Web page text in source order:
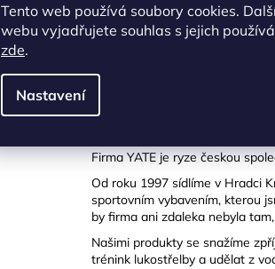
Tento web používá soubory cookies.
webu vyjadřujete souhlas s jejich
zde.
Nastavení
230 Kč
Firma YATE je ryze českou
Od roku 1997 sídlíme v Hradci
sportovním vybavením, kterou
by firma ani zdaleka nebyla
Našimi produkty se snažíme
trénink lukostřelby a udělat z